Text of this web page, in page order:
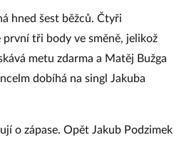
hned šest běžců. Čtyři
tři body ve směně, jelikož
metu zdarma a Matěj Bužga
dobíhá na singl Jakuba
o zápase. Opět Jakub Podzimek